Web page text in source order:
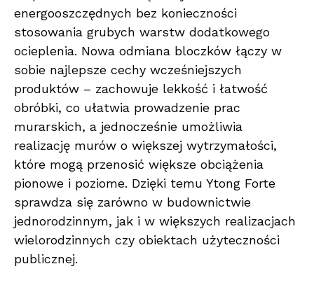
energooszczędnych bez konieczności
stosowania grubych warstw dodatkowego
ocieplenia. Nowa odmiana bloczków łączy w
sobie najlepsze cechy wcześniejszych
produktów – zachowuje lekkość i łatwość
obróbki, co ułatwia prowadzenie prac
murarskich, a jednocześnie umożliwia
realizację murów o większej wytrzymałości,
które mogą przenosić większe obciążenia
pionowe i poziome. Dzięki temu Ytong Forte
sprawdza się zarówno w budownictwie
jednorodzinnym, jak i w większych realizacjach
wielorodzinnych czy obiektach użyteczności
publicznej.